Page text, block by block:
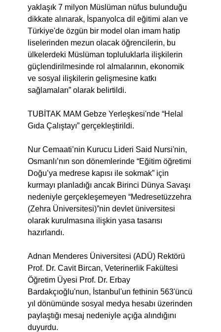
yaklaşık 7 milyon Müslüman nüfus bulunduğu
dikkate alınarak, İspanyolca dil eğitimi alan ve
Türkiye'de özgün bir model olan imam hatip
liselerinden mezun olacak öğrencilerin, bu
ülkelerdeki Müslüman topluluklarla ilişkilerin
güçlendirilmesinde rol almalarının, ekonomik
ve sosyal ilişkilerin gelişmesine katkı
sağlamaları” olarak belirtildi.
TUBİTAK MAM Gebze Yerleşkesi'nde “Helal
Gıda Çalıştayı” gerçekleştirildi.
Nur Cemaati’nin Kurucu Lideri Said Nursi'nin,
Osmanlı’nın son dönemlerinde “Eğitim öğretimi
Doğu’ya medrese kapısı ile sokmak” için
kurmayı planladığı ancak Birinci Dünya Savaşı
nedeniyle gerçekleşemeyen “Medresetüzzehra
(Zehra Üniversitesi)”nin devlet üniversitesi
olarak kurulmasına ilişkin yasa tasarısı
hazırlandı.
Adnan Menderes Üniversitesi (ADÜ) Rektörü
Prof. Dr. Cavit Bircan, Veterinerlik Fakültesi
Öğretim Üyesi Prof. Dr. Erbay
Bardakçıoğlu'nun, İstanbul'un fethinin 563'üncü
yıl dönümünde sosyal medya hesabı üzerinden
paylaştığı mesaj nedeniyle açığa alındığını
duyurdu.